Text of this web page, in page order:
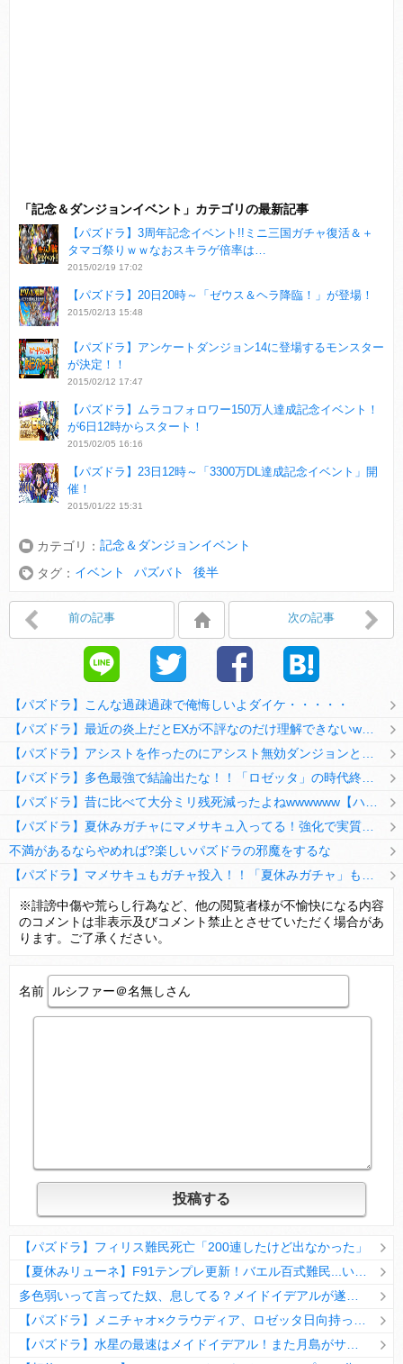
「記念＆ダンジョンイベント」カテゴリの最新記事
【パズドラ】3周年記念イベント!!ミニ三国ガチャ復活＆＋
タマゴ祭りｗｗなおスキラゲ倍率は…
2015/02/19 17:02
【パズドラ】20日20時～「ゼウス＆ヘラ降臨！」が登場！
2015/02/13 15:48
【パズドラ】アンケートダンジョン14に登場するモンスター
が決定！！
2015/02/12 17:47
【パズドラ】ムラコフォロワー150万人達成記念イベント！
が6日12時からスタート！
2015/02/05 16:16
【パズドラ】23日12時～「3300万DL達成記念イベント」開
催！
2015/01/22 15:31
カテゴリ： 記念＆ダンジョンイベント
タグ： イベント パズバト 後半
前の記事 次の記事
【パズドラ】こんな過疎過疎で俺悔しいよダイケ・・・・・
不満があるならやめれば?楽しいパズドラの邪魔をするな
【パズドラ】TB・HEARTSの6人は全員分岐進化とアシスト2種あり！HEARTSエンジェルの進化いいな
変な所でセーブして詰んだゲーム、貴方にはありますか？
Powered by livedoor 相互RSS
※誹謗中傷や荒らし行為など、他の閲覧者様が不愉快になる内容
のコメントは非表示及びコメント禁止とさせていただく場合があ
ります。ご了承ください。
名前
【パズドラ】フィリス難民死亡「200連したけど出なかった」